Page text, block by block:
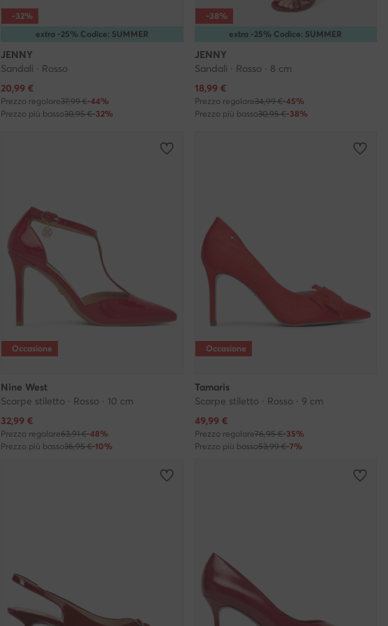
extra -25% Codice: SUMMER
-32%
JENNY
Sandali · Rosso
Prezzo attuale
20,99 €
Prezzo regolare37,99 €-44%
Prezzo più basso30,95 €-32%
extra -25% Codice: SUMMER
-38%
JENNY
Sandali · Rosso · 8 cm
Prezzo attuale
18,99 €
Prezzo regolare34,99 €-45%
Prezzo più basso30,95 €-38%
Occasione
Nine West
Scarpe stiletto · Rosso · 10 cm
Prezzo attuale
32,99 €
Prezzo regolare63,91 €-48%
Prezzo più basso36,95 €-10%
Occasione
Tamaris
Scarpe stiletto · Rosso · 9 cm
Prezzo attuale
49,99 €
Prezzo regolare76,95 €-35%
Prezzo più basso53,99 €-7%